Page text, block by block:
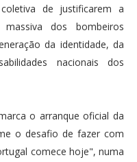
de justificarem a
dos bombeiros
da identidade, da
nacionais dos
o arranque oficial da
o desafio de fazer com
comece hoje", numa